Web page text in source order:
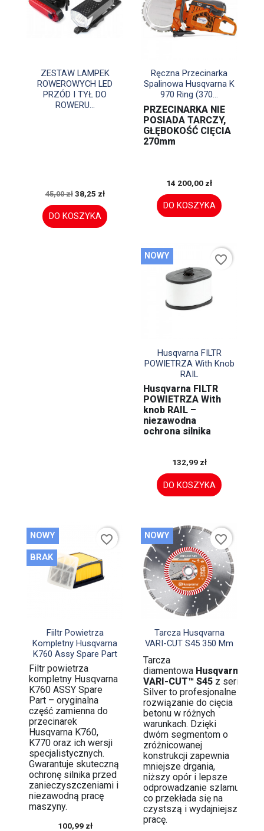
Szybki podgląd
ZESTAW LAMPEK
ROWEROWYCH LED
PRZÓD I TYŁ DO
ROWERU...
45,00 zł 38,25 zł
DO KOSZYKA
Szybki podgląd
Ręczna Przecinarka
Spalinowa Husqvarna K
970 Ring (370...
PRZECINARKA NIE
POSIADA TARCZY,
GŁĘBOKOŚĆ CIĘCIA
270mm
14 200,00 zł
DO KOSZYKA
Szybki podgląd
Husqvarna FILTR
POWIETRZA With Knob
RAIL
Husqvarna FILTR
POWIETRZA With
knob RAIL –
niezawodna
ochrona silnika
132,99 zł
DO KOSZYKA
NOWY favorite_border
Szybki podgląd
Fiiltr Powietrza
Kompletny Husqvarna
K760 Assy Spare Part
Filtr powietrza
kompletny Husqvarna
K760 ASSY Spare
Part – oryginalna
część zamienna do
przecinarek
Husqvarna K760,
K770 oraz ich wersji
specjalistycznych.
Gwarantuje skuteczną
ochronę silnika przed
zanieczyszczeniami i
niezawodną pracę
maszyny.
100,99 zł
NOWY
BRAK
favorite_border
Szybki podgląd
Tarcza Husqvarna
VARI-CUT S45 350 Mm
Tarcza
diamentowa Husqvarna
VARI-CUT™ S45z serii
Silver to profesjonalne
rozwiązanie do cięcia
betonu w różnych
warunkach. Dzięki
dwóm segmentom o
zróżnicowanej
konstrukcji zapewnia
mniejsze drgania,
niższy opór i lepsze
odprowadzanie szlamu,
co przekłada się na
czystszą i wydajniejszą
pracę.
NOWY favorite_border